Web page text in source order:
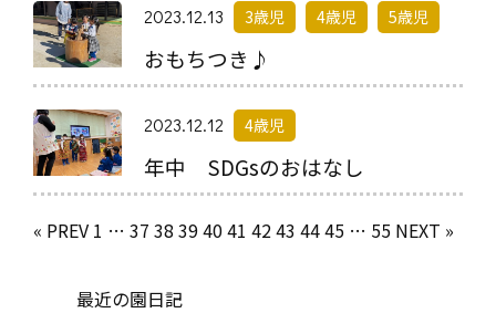
2023.12.13 3歳児 4歳児 5歳児
おもちつき♪
2023.12.12 4歳児
年中 SDGsのおはなし
« PREV 1 … 37 38 394041 4243 4445 … 55 NEXT »
最近の園日記